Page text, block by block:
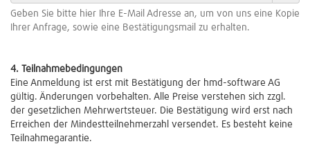
Geben Sie bitte hier Ihre E-Mail Adresse an, um von uns eine Kopie
Ihrer Anfrage, sowie eine Bestätigungsmail zu erhalten.
4. Teilnahmebedingungen
Eine Anmeldung ist erst mit Bestätigung der hmd-software AG
gültig. Änderungen vorbehalten. Alle Preise verstehen sich zzgl.
der gesetzlichen Mehrwertsteuer. Die Bestätigung wird erst nach
Erreichen der Mindestteilnehmerzahl versendet. Es besteht keine
Teilnahmegarantie.